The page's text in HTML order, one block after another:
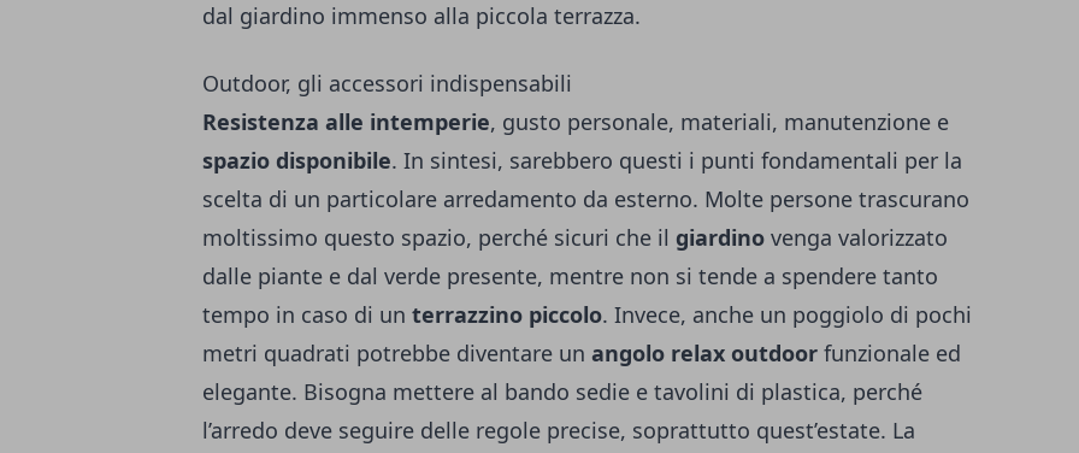
dal giardino immenso alla piccola terrazza.
Outdoor, gli accessori indispensabili
Resistenza alle intemperie, gusto personale, materiali, manutenzione e
spazio disponibile. In sintesi, sarebbero questi i punti fondamentali per la
scelta di un particolare arredamento da esterno. Molte persone trascurano
moltissimo questo spazio, perché sicuri che il giardino venga valorizzato
dalle piante e dal verde presente, mentre non si tende a spendere tanto
tempo in caso di un terrazzino piccolo. Invece, anche un poggiolo di pochi
metri quadrati potrebbe diventare un angolo relax outdoor funzionale ed
elegante. Bisogna mettere al bando sedie e tavolini di plastica, perché
l’arredo deve seguire delle regole precise, soprattutto quest’estate. La